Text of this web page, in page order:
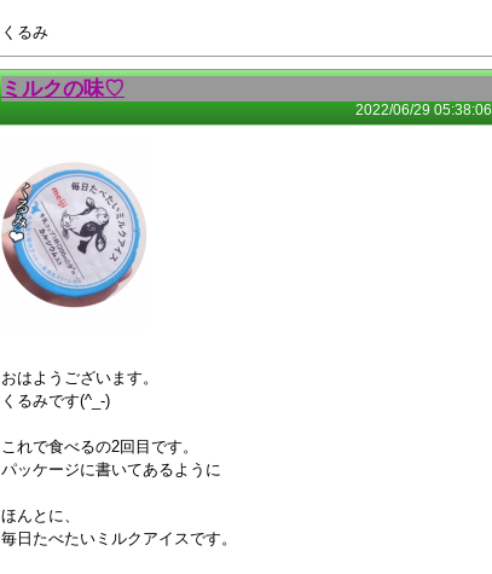
くるみ
ミルクの味♡
2022/06/29 05:38:06
おはようございます。
くるみです(^_-)
これで食べるの2回目です。
パッケージに書いてあるように
ほんとに、
毎日たべたいミルクアイスです。